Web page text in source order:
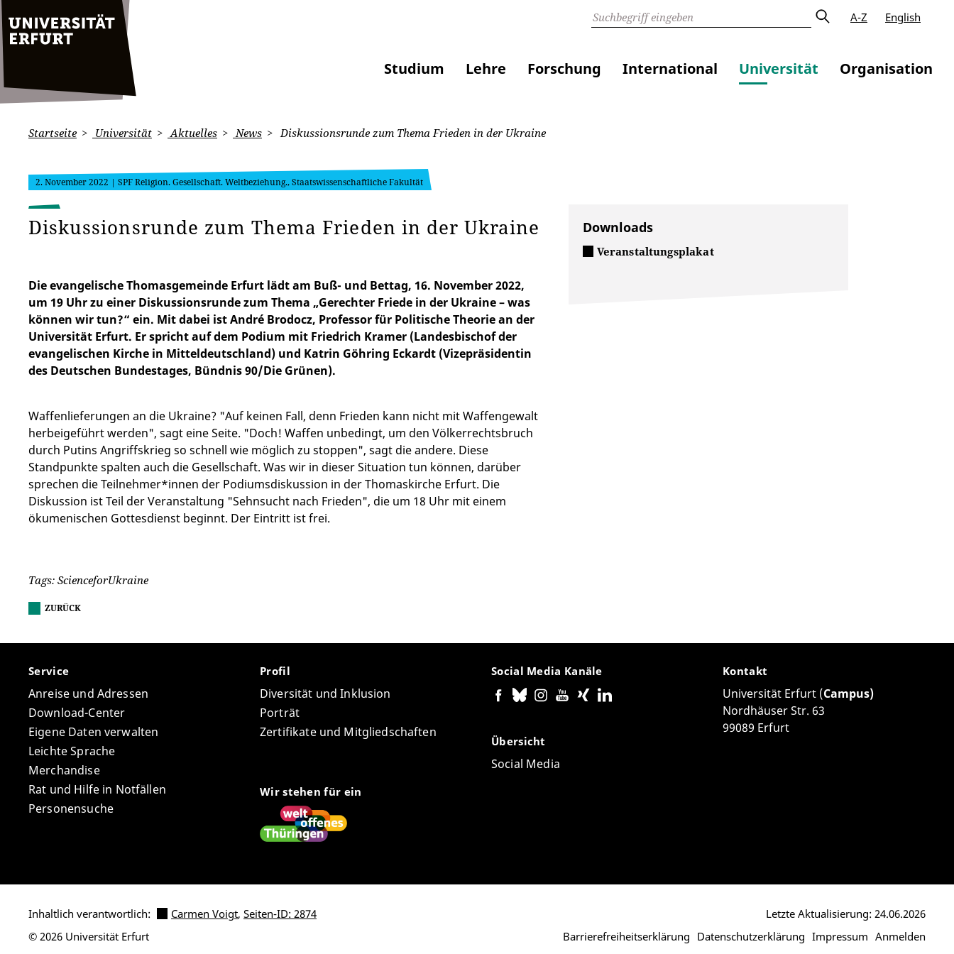
A-Z English
Studium Lehre Forschung International Universität Organisation
Startseite Universität Aktuelles News Diskussionsrunde zum Thema Frieden in der Ukraine
2. November 2022 | SPF Religion. Gesellschaft. Weltbeziehung., Staatswissenschaftliche Fakultät
Diskussionsrunde zum Thema Frieden in der Ukraine
Die evangelische Thomasgemeinde Erfurt lädt am Buß- und Bettag, 16. November 2022,
um 19 Uhr zu einer Diskussionsrunde zum Thema „Gerechter Friede in der Ukraine – was
können wir tun?“ ein. Mit dabei ist André Brodocz, Professor für Politische Theorie an der
Universität Erfurt. Er spricht auf dem Podium mit Friedrich Kramer (Landesbischof der
evangelischen Kirche in Mitteldeutschland) und Katrin Göhring Eckardt (Vizepräsidentin
des Deutschen Bundestages, Bündnis 90/Die Grünen).
Waffenlieferungen an die Ukraine? "Auf keinen Fall, denn Frieden kann nicht mit Waffengewalt
herbeigeführt werden", sagt eine Seite. "Doch! Waffen unbedingt, um den Völkerrechtsbruch
durch Putins Angriffskrieg so schnell wie möglich zu stoppen", sagt die andere. Diese
Standpunkte spalten auch die Gesellschaft. Was wir in dieser Situation tun können, darüber
sprechen die Teilnehmer*innen der Podiumsdiskussion in der Thomaskirche Erfurt. Die
Diskussion ist Teil der Veranstaltung "Sehnsucht nach Frieden", die um 18 Uhr mit einem
ökumenischen Gottesdienst beginnt. Der Eintritt ist frei.
Tags: ScienceforUkraine
Downloads
Veranstaltungsplakat
ZURÜCK
Service
Anreise und Adressen
Download-Center
Eigene Daten verwalten
Leichte Sprache
Merchandise
Rat und Hilfe in Notfällen
Personensuche
Profil
Diversität und Inklusion
Porträt
Zertifikate und Mitgliedschaften
Wir stehen für ein
Social Media Kanäle
Übersicht
Social Media
Kontakt
Universität Erfurt (Campus)
Nordhäuser Str. 63
99089 Erfurt
Inhaltlich verantwortlich: Carmen Voigt, Seiten-ID: 2874
Barrierefreiheitserklärung Datenschutzerklärung Impressum Anmelden
Letzte Aktualisierung: 24.06.2026
© 2026 Universität Erfurt